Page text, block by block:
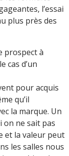
l’essai
plus près des
prospect à
cas d’un
pour acquis
qu’il
la marque. Un
ne sait pas
et la valeur peut
les salles nous